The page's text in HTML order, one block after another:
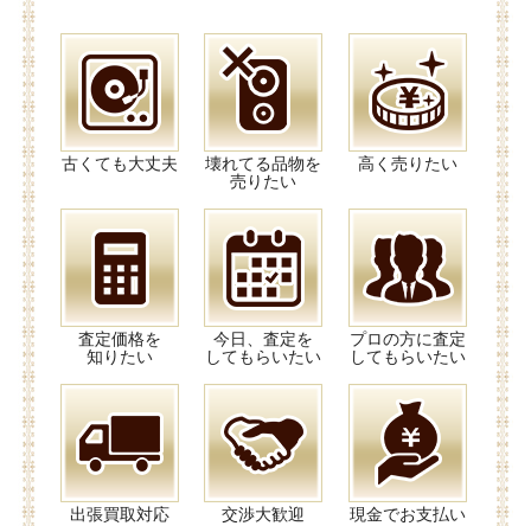
古くても大丈夫
壊れてる品物を
売りたい
高く売りたい
査定価格を
知りたい
今日、査定を
してもらいたい
プロの方に査定
してもらいたい
出張買取対応 交渉大歓迎 現金でお支払い